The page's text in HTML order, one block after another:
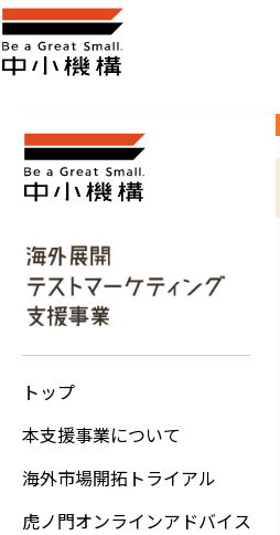
トップ
本支援事業について
海外市場開拓トライアル
虎ノ門オンラインアドバイス